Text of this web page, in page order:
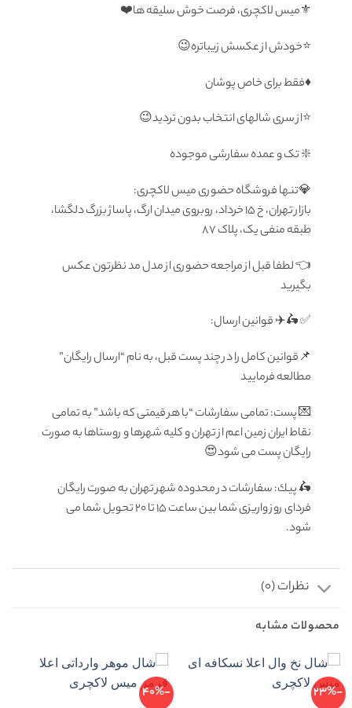
⚜️میس لاکچری، فرصت خوش سلیقه ها❤️
⭐️خودش از عکسش زیباتره😉
♦️فقط برای خاص پوشان
⭐️از سری شالهای انتخاب بدون تردید😉
❇️ تک و عمده سفارشی موجوده
💎تنها فروشگاه حضوری میس لاکچری:
بازار تهران، خ ۱۵ خرداد، روبروی میدان ارگ، پاساژ بزرگ دلگشا،
طبقه منفی یک، پلاک ۸۷
👈 لطفا قبل از مراجعه حضوری از مدل مد نظرتون عكس
بگيريد
✅ 🛵✈️ قوانين ارسال:
📌قوانین کامل را در چند پست قبل، به نام “ارسال رایگان”
مطالعه فرمایید
💌 پست: تمامى سفارشات “با هر قيمتى كه باشد” به تمامى
نقاط ايران زمين اعم از تهران و كليه شهرها و روستاها به صورت
رايگان پست می شود😍
🛵 پيك: سفارشات در محدوده شهر تهران به صورت رايگان
فرداى روز واريزى شما بين ساعت ۱۵ تا ٢٠ تحويل شما مى
شود.
نظرات (0)
محصولات مشابه
-23%
-40%